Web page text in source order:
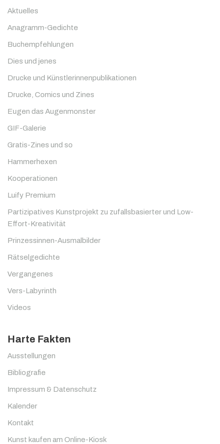
Aktuelles
Anagramm-Gedichte
Buchempfehlungen
Dies und jenes
Drucke und Künstlerinnenpublikationen
Drucke, Comics und Zines
Eugen das Augenmonster
GIF-Galerie
Gratis-Zines und so
Hammerhexen
Kooperationen
Luify Premium
Partizipatives Kunstprojekt zu zufallsbasierter und Low-
Effort-Kreativität
Prinzessinnen-Ausmalbilder
Rätselgedichte
Vergangenes
Vers-Labyrinth
Videos
Harte Fakten
Ausstellungen
Bibliografie
Impressum & Datenschutz
Kalender
Kontakt
Kunst kaufen am Online-Kiosk